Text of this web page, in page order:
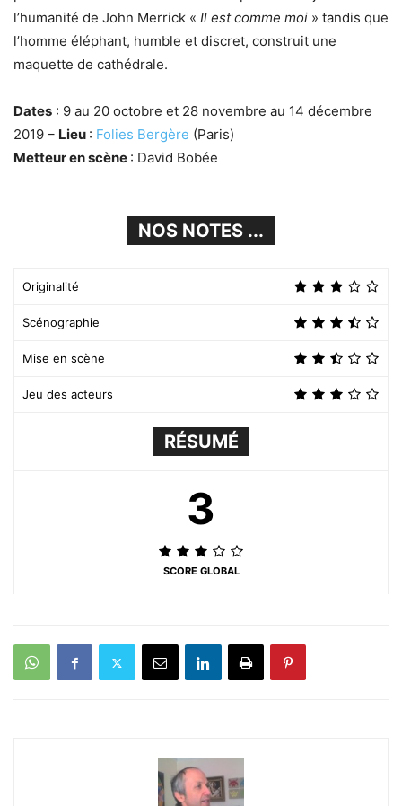
l’humanité de John Merrick « Il est comme moi » tandis que
l’homme éléphant, humble et discret, construit une
maquette de cathédrale.
Dates : 9 au 20 octobre et 28 novembre au 14 décembre
2019 – Lieu : Folies Bergère (Paris)
Metteur en scène : David Bobée
NOS NOTES ...
Originalité
Scénographie
Mise en scène
Jeu des acteurs
RÉSUMÉ
3
SCORE GLOBAL